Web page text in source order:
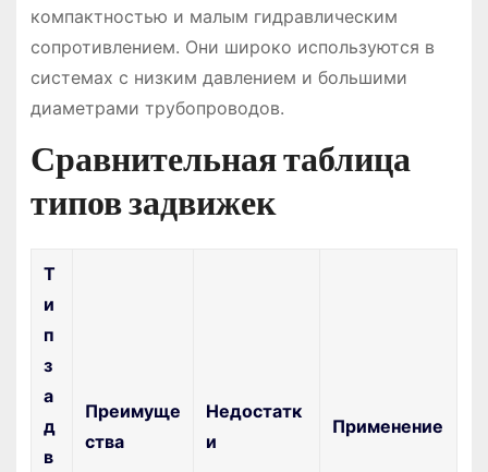
компактностью и малым гидравлическим
сопротивлением. Они широко используются в
системах с низким давлением и большими
диаметрами трубопроводов.
Сравнительная таблица
типов задвижек
Т
и
п
з
а
д
в
Преимуще
ства
Недостатк
и
Применение